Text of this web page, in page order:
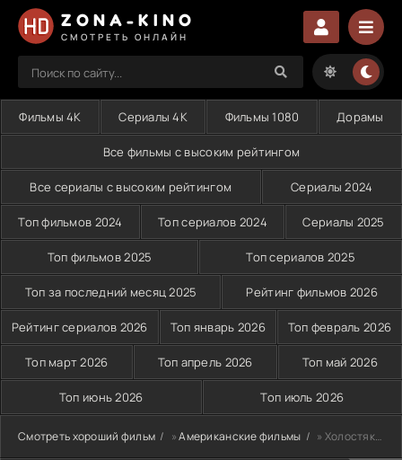
ZONA-KINO
СМОТРЕТЬ ОНЛАЙН
Фильмы 4K Сериалы 4K Фильмы 1080 Дорамы
Все фильмы с высоким рейтингом
Все сериалы с высоким рейтингом Сериалы 2024
Топ фильмов 2024 Топ сериалов 2024 Сериалы 2025
Топ фильмов 2025 Топ сериалов 2025
Топ за последний месяц 2025 Рейтинг фильмов 2026
Рейтинг сериалов 2026 Топ январь 2026 Топ февраль 2026
Топ март 2026 Топ апрель 2026 Топ май 2026
Топ июнь 2026 Топ июль 2026
Смотреть хороший фильм »Американские фильмы » Холостяк в Италии (2026)